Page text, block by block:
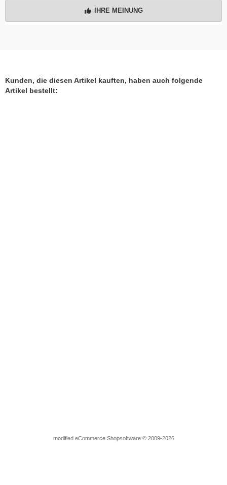
IHRE MEINUNG
Kunden, die diesen Artikel kauften, haben auch folgende
Artikel bestellt:
modified eCommerce Shopsoftware © 2009-2026